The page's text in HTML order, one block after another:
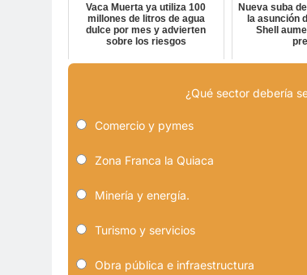
Vaca Muerta ya utiliza 100
millones de litros de agua
dulce por mes y advierten
sobre los riesgos
Nueva suba
la asunción
Shell
¿Qué sector debería
Comercio y pymes
Zona Franca la Quiaca
Minería y energía.
Turismo y servicios
Obra pública e infraestructura